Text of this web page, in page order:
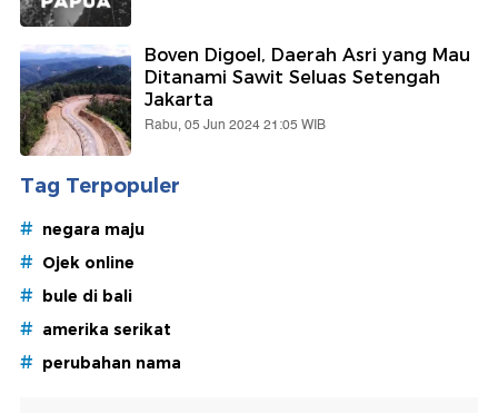
Boven Digoel, Daerah Asri yang Mau
Ditanami Sawit Seluas Setengah
Jakarta
Rabu, 05 Jun 2024 21:05 WIB
Tag Terpopuler
# negara maju
# Ojek online
# bule di bali
# amerika serikat
# perubahan nama